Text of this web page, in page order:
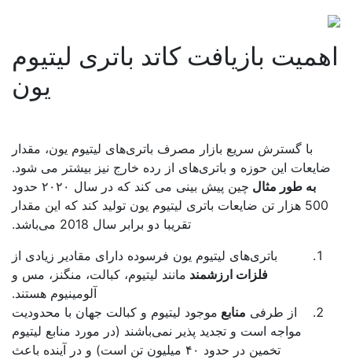
بازیافت کاتد باتری لیتیوم
یون
با گسترش سریع بازار مصرف باتری‌های لیتیوم یون، مقدار
این حوزه و باتری‌های از رده خارج نیز بیشتر می شود.
به طور مثال
چین پیش بینی می کند که در سال ۲۰۲۰ حدود
500 هزار تن ضایعات باتری لیتیوم یون تولید کند که این مقدار
تقریبا دو برابر سال 2018 می‌باشد.
باتری‌های لیتیوم یون فرسوده دارای مقادیر زیادی از
فلزات ارزشمندمانند لیتیوم، کبالت، منگنز، مس و
آلومینیوم هستند.
از طرفی منابعموجود لیتیوم و کبالت جهان با محدودیت
مواجه است و تجدید پذیر نمی‌باشند (در مورد منابع لیتیوم
تخمین در حدود ۴۰ میلیون تن است) و در آینده باعث